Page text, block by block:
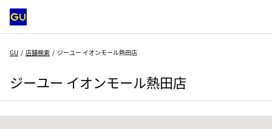
GU 店舗検索 ジーユー イオンモール熱田店
ジーユー イオンモール熱田店